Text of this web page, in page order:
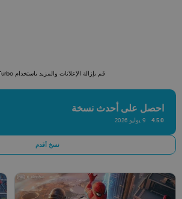
قم بإزالة الإعلانات والمزيد باستخدام Turbo
احصل على أحدث نسخة
4.5.0 9 يوليو 2026
نسخ أقدم